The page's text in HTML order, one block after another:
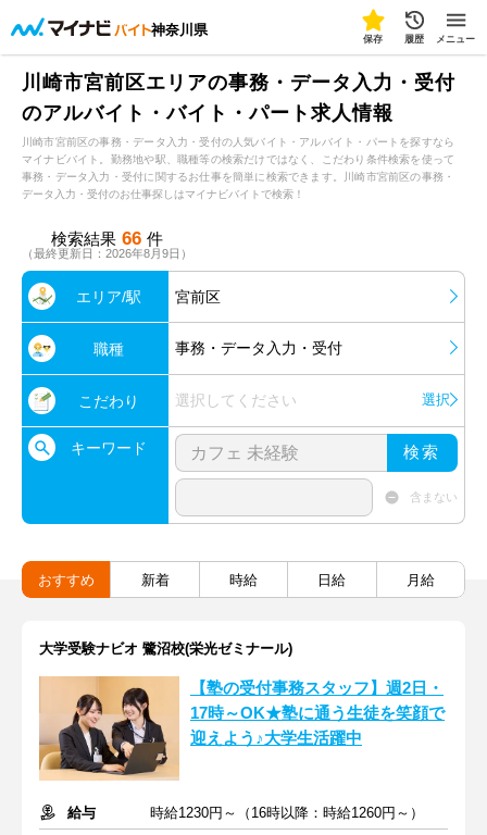
神奈川県
保存 履歴 メニュー
川崎市宮前区エリアの事務・データ入力・受付
のアルバイト・バイト・パート求人情報
川崎市宮前区の事務・データ入力・受付の人気バイト・アルバイト・パートを探すなら
マイナビバイト。勤務地や駅、職種等の検索だけではなく、こだわり条件検索を使って
事務・データ入力・受付に関するお仕事を簡単に検索できます。川崎市宮前区の事務・
データ入力・受付のお仕事探しはマイナビバイトで検索！
検索結果 66 件
（最終更新日：2026年8月9日）
エリア/駅 宮前区
職種 事務・データ入力・受付
こだわり 選択してください 選択
キーワード 検索
含まない
おすすめ 新着 時給 日給 月給
大学受験ナビオ 鷺沼校(栄光ゼミナール)
【塾の受付事務スタッフ】週2日・
17時～OK★塾に通う生徒を笑顔で
迎えよう♪大学生活躍中
給与
時給1230円～（16時以降：時給1260円～）